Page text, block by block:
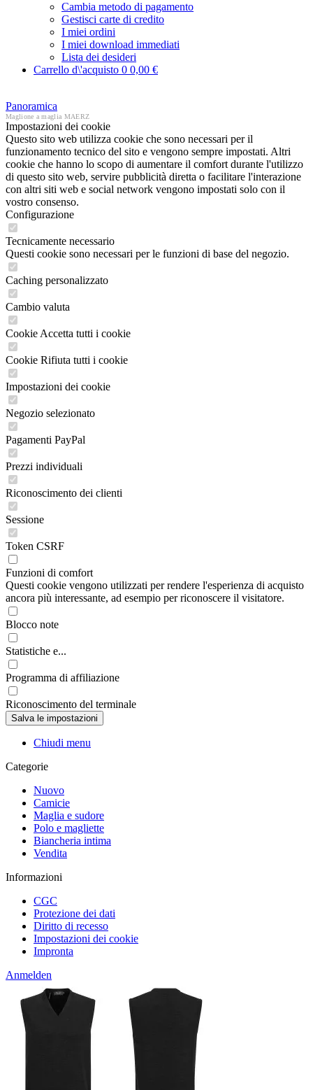
Cambia metodo di pagamento
Gestisci carte di credito
I miei ordini
I miei download immediati
Lista dei desideri
Carrello d\'acquisto 0 0,00 €
Panoramica
Maglione a maglia MAERZ
Impostazioni dei cookie
Questo sito web utilizza cookie che sono necessari per il
funzionamento tecnico del sito e vengono sempre impostati. Altri
cookie che hanno lo scopo di aumentare il comfort durante l'utilizzo
di questo sito web, servire pubblicità diretta o facilitare l'interazione
con altri siti web e social network vengono impostati solo con il
vostro consenso.
Configurazione
Tecnicamente necessario
Questi cookie sono necessari per le funzioni di base del negozio.
Caching personalizzato
Cambio valuta
Cookie Accetta tutti i cookie
Cookie Rifiuta tutti i cookie
Impostazioni dei cookie
Negozio selezionato
Pagamenti PayPal
Prezzi individuali
Riconoscimento dei clienti
Sessione
Token CSRF
Funzioni di comfort
Questi cookie vengono utilizzati per rendere l'esperienza di acquisto
ancora più interessante, ad esempio per riconoscere il visitatore.
Blocco note
Statistiche e...
Programma di affiliazione
Riconoscimento del terminale
Chiudi menu
Categorie
Nuovo
Camicie
Maglia e sudore
Polo e magliette
Biancheria intima
Vendita
Informazioni
CGC
Protezione dei dati
Diritto di recesso
Impostazioni dei cookie
Impronta
Anmelden